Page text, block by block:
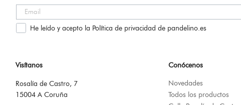
He leído y acepto la Política de privacidad de pandelino.es
Visítanos
Rosalía de Castro, 7
15004 A Coruña
Conócenos
Novedades
Todos los productos